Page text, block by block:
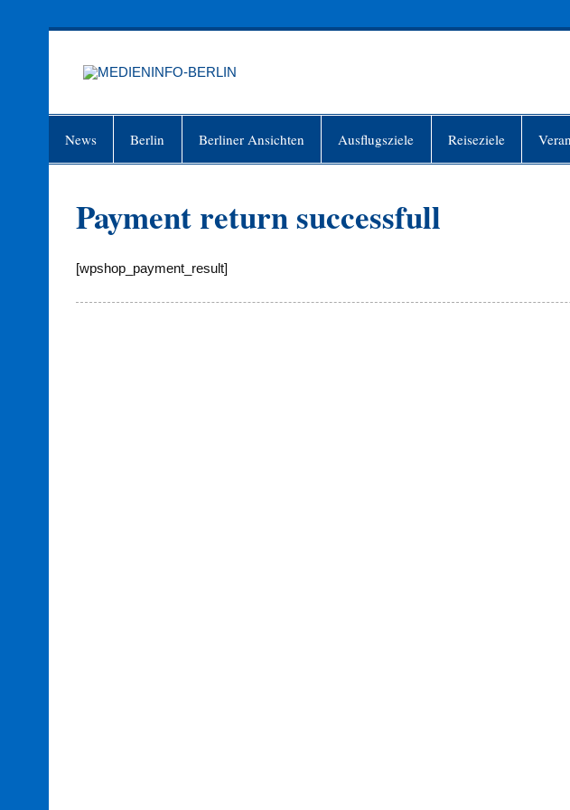
News Berlin Berliner Ansichten Ausflugsziele Reiseziele
Payment return successfull
[wpshop_payment_result]